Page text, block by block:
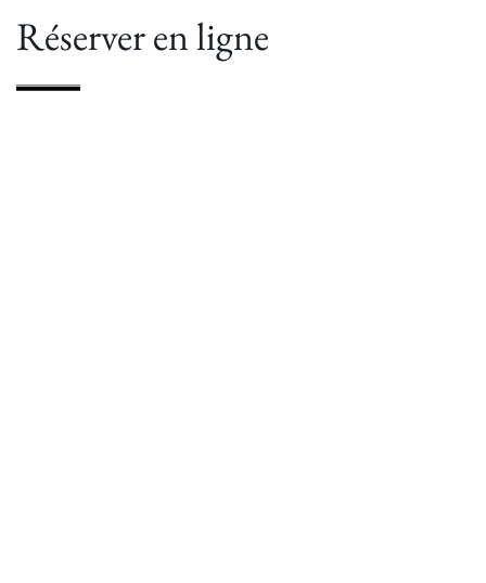
Réserver en ligne